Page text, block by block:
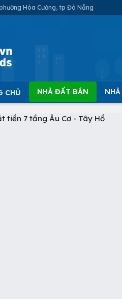
Hòa Cường, tp Đà Nẵng
CHỦ NHÀ ĐẤT BÁN